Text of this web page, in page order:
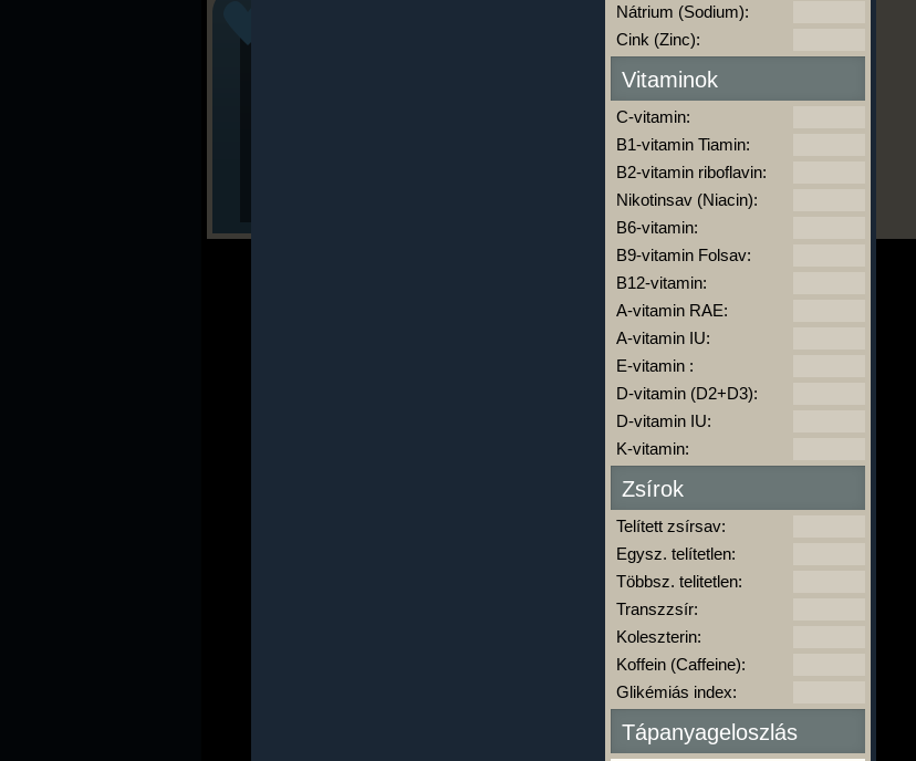
Nátrium (Sodium):
Cink (Zinc):
Vitaminok
C-vitamin:
B1-vitamin Tiamin:
B2-vitamin riboflavin:
Nikotinsav (Niacin):
B6-vitamin:
B9-vitamin Folsav:
B12-vitamin:
A-vitamin RAE:
A-vitamin IU:
E-vitamin :
D-vitamin (D2+D3):
D-vitamin IU:
K-vitamin:
Zsírok
Telített zsírsav:
Egysz. telítetlen:
Többsz. telitetlen:
Transzzsír:
Koleszterin:
Koffein (Caffeine):
Glikémiás index:
Tápanyageloszlás